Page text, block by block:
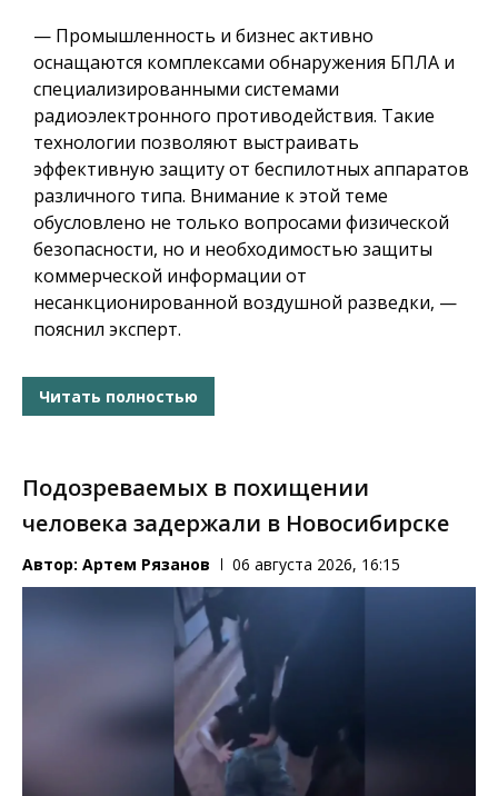
— Промышленность и бизнес активно
оснащаются комплексами обнаружения БПЛА и
специализированными системами
радиоэлектронного противодействия. Такие
технологии позволяют выстраивать
эффективную защиту от беспилотных аппаратов
различного типа. Внимание к этой теме
обусловлено не только вопросами физической
безопасности, но и необходимостью защиты
коммерческой информации от
несанкционированной воздушной разведки, —
пояснил эксперт.
Читать полностью
Подозреваемых в похищении
человека задержали в Новосибирске
Автор: Артем Рязанов 06 августа 2026, 16:15